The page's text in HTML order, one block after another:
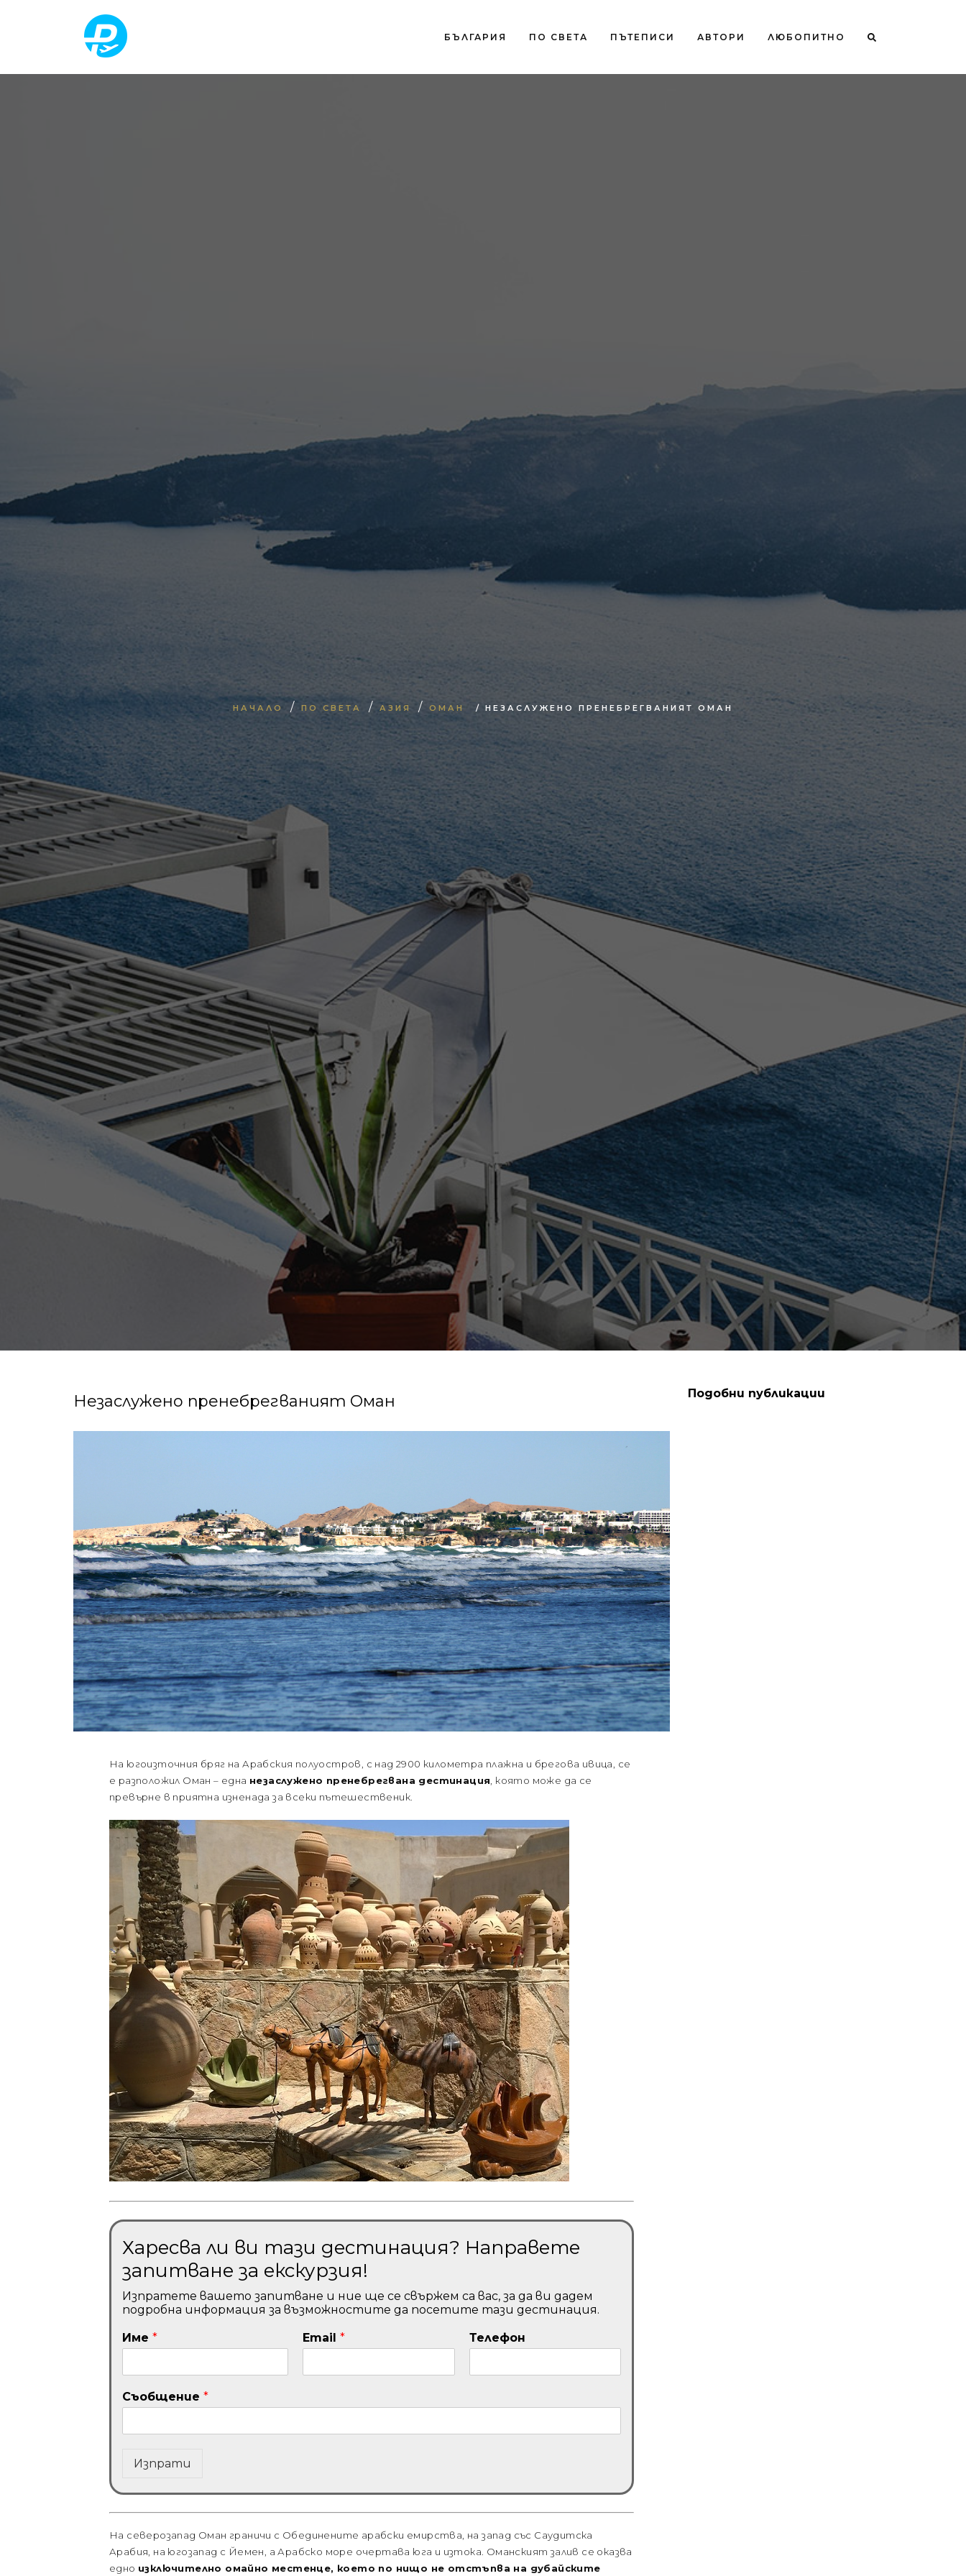
БЪЛГАРИЯ ПО СВЕТА ПЪТЕПИСИ АВТОРИ ЛЮБОПИТНО
НАЧАЛО / ПО СВЕТА / АЗИЯ / ОМАН / НЕЗАСЛУЖЕНО ПРЕНЕБРЕГВАНИЯТ ОМАН
Незаслужено пренебрегваният Оман
На югоизточния бряг на Арабския полуостров, с над 2900 километра плажна и брегова ивица, се
е разположил Оман – една незаслужено пренебрегвана дестинация , която може да се
превърне в приятна изненада за всеки пътешественик.
Харесва ли ви тази дестинация? Направете
запитване за екскурзия!
Изпратете вашето запитване и ние ще се свържем са вас, за да ви дадем
подробна информация за възможностите да посетите тази дестинация.
Име * Email* Телефон
Съобщение *
Изпрати
На северозапад Оман граничи с Обединените арабски емирства, на запад със Саудитска
Арабия, на югозапад с Йемен, а Арабско море очертава юга и изтока. Оманският залив се оказва
едно изключително омайно местенце, което по нищо не отстъпва на дубайските
Подобни публикации